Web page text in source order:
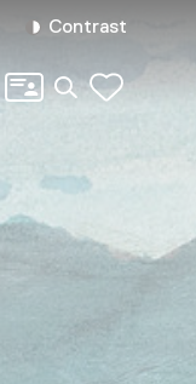
Contrast
Zoeken